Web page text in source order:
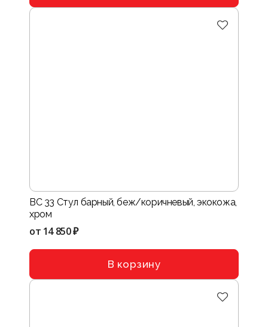
BC 33 Стул барный, беж/коричневый, экокожа,
хром
от 14 850 ₽
В корзину